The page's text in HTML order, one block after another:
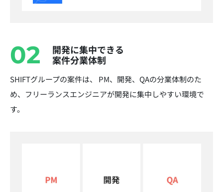
02
開発に集中できる
案件分業体制
SHIFTグループの案件は、 PM、開発、QAの分業体制のた
め、フリーランスエンジニアが開発に集中しやすい環境で
す。